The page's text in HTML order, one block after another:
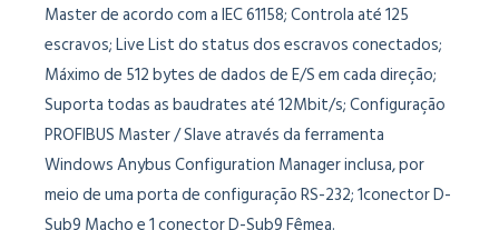
Master de acordo com a IEC 61158; Controla até 125
escravos; Live List do status dos escravos conectados;
Máximo de 512 bytes de dados de E/S em cada direção;
Suporta todas as baudrates até 12Mbit/s; Configuração
PROFIBUS Master / Slave através da ferramenta
Windows Anybus Configuration Manager inclusa, por
meio de uma porta de configuração RS-232; 1conector D-